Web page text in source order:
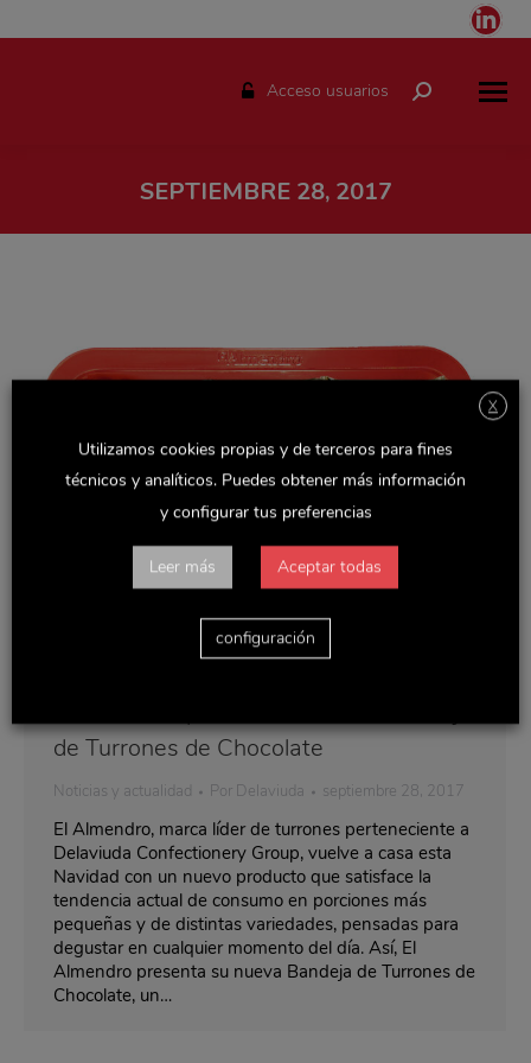
Acceso usuarios Buscar:
SEPTIEMBRE 28, 2017
de Turrones de Chocolate
Noticias y actualidad Por Delaviuda septiembre 28, 2017
El Almendro, marca líder de turrones perteneciente a
Delaviuda Confectionery Group, vuelve a casa esta
Navidad con un nuevo producto que satisface la
tendencia actual de consumo en porciones más
pequeñas y de distintas variedades, pensadas para
degustar en cualquier momento del día. Así, El
Almendro presenta su nueva Bandeja de Turrones de
Chocolate, un…
X
Utilizamos cookies propias y de terceros para fines
técnicos y analíticos. Puedes obtener más información
y configurar tus preferencias
Leer más Aceptar todas
configuración